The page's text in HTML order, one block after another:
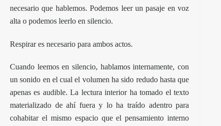
necesario que hablemos. Podemos leer un pasaje en voz
alta o podemos leerlo en silencio.
Respirar es necesario para ambos actos.
Cuando leemos en silencio, hablamos internamente, con
un sonido en el cual el volumen ha sido redudo hasta que
apenas es audible. La lectura interior ha tomado el texto
materializado de ahí fuera y lo ha traído adentro para
cohabitar el mismo espacio que el pensamiento interno